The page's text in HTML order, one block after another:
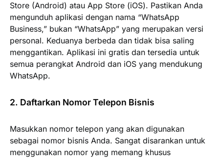
Store (Android) atau App Store (iOS). Pastikan Anda
mengunduh aplikasi dengan nama “WhatsApp
Business,” bukan “WhatsApp” yang merupakan versi
personal. Keduanya berbeda dan tidak bisa saling
menggantikan. Aplikasi ini gratis dan tersedia untuk
semua perangkat Android dan iOS yang mendukung
WhatsApp.
2. Daftarkan Nomor Telepon Bisnis
Masukkan nomor telepon yang akan digunakan
sebagai nomor bisnis Anda. Sangat disarankan untuk
menggunakan nomor yang memang khusus